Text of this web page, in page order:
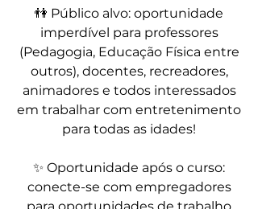
👫 Público alvo: oportunidade
imperdível para professores
(Pedagogia, Educação Física entre
outros), docentes, recreadores,
animadores e todos interessados
em trabalhar com entretenimento
para todas as idades!
✨ Oportunidade após o curso:
conecte-se com empregadores